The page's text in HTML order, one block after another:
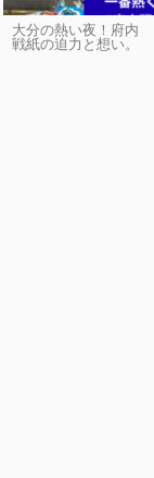
大分の熱い夜！府内
戦紙の迫力と想い。